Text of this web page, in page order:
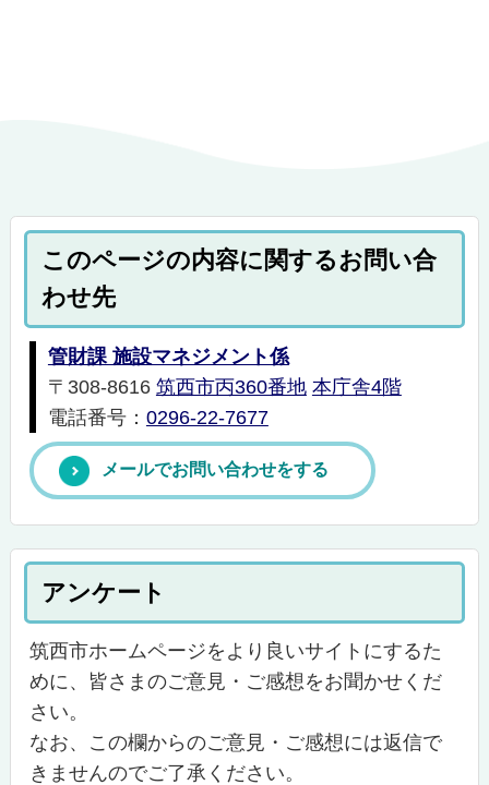
このページの内容に関するお問い合
わせ先
管財課 施設マネジメント係
〒308-8616 筑西市丙360番地 本庁舎4階
電話番号： 0296-22-7677
メールでお問い合わせをする
アンケート
筑西市ホームページをより良いサイトにするた
めに、皆さまのご意見・ご感想をお聞かせくだ
さい。
なお、この欄からのご意見・ご感想には返信で
きませんのでご了承ください。